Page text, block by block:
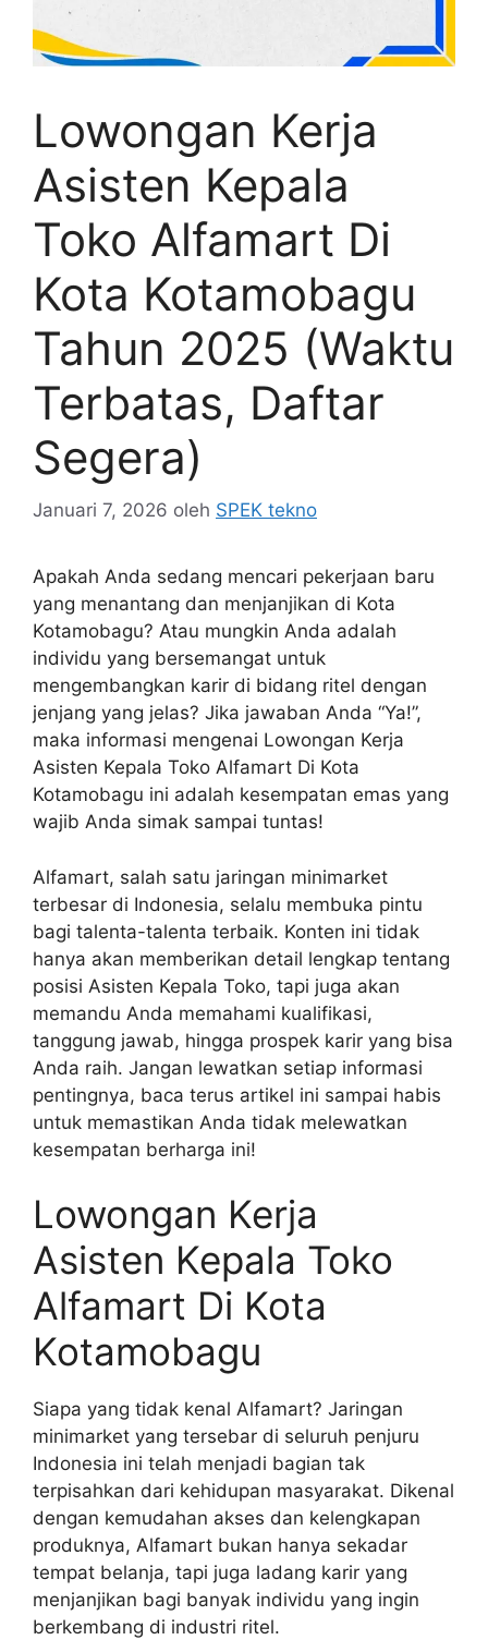
Lowongan Kerja
Asisten Kepala
Toko Alfamart Di
Kota Kotamobagu
Tahun 2025 (Waktu
Terbatas, Daftar
Segera)
Januari 7, 2026 oleh SPEK tekno
Apakah Anda sedang mencari pekerjaan baru
yang menantang dan menjanjikan di Kota
Kotamobagu? Atau mungkin Anda adalah
individu yang bersemangat untuk
mengembangkan karir di bidang ritel dengan
jenjang yang jelas? Jika jawaban Anda “Ya!”,
maka informasi mengenai Lowongan Kerja
Asisten Kepala Toko Alfamart Di Kota
Kotamobagu ini adalah kesempatan emas yang
wajib Anda simak sampai tuntas!
Alfamart, salah satu jaringan minimarket
terbesar di Indonesia, selalu membuka pintu
bagi talenta-talenta terbaik. Konten ini tidak
hanya akan memberikan detail lengkap tentang
posisi Asisten Kepala Toko, tapi juga akan
memandu Anda memahami kualifikasi,
tanggung jawab, hingga prospek karir yang bisa
Anda raih. Jangan lewatkan setiap informasi
pentingnya, baca terus artikel ini sampai habis
untuk memastikan Anda tidak melewatkan
kesempatan berharga ini!
Lowongan Kerja
Asisten Kepala Toko
Alfamart Di Kota
Kotamobagu
Siapa yang tidak kenal Alfamart? Jaringan
minimarket yang tersebar di seluruh penjuru
Indonesia ini telah menjadi bagian tak
terpisahkan dari kehidupan masyarakat. Dikenal
dengan kemudahan akses dan kelengkapan
produknya, Alfamart bukan hanya sekadar
tempat belanja, tapi juga ladang karir yang
menjanjikan bagi banyak individu yang ingin
berkembang di industri ritel.